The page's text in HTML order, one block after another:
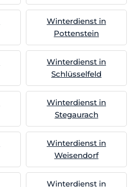
Winterdienst in
Pottenstein
Winterdienst in
Schlüsselfeld
Winterdienst in
Stegaurach
Winterdienst in
Weisendorf
Winterdienst in